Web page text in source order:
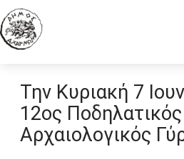
Την Κυριακή 7
12ος Ποδηλατικός
Αρχαιολογικός